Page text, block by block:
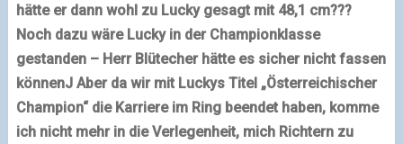
hätte er dann wohl zu Lucky gesagt mit 48,1 cm???
Noch dazu wäre Lucky in der Championklasse
gestanden – Herr Blütecher hätte es sicher nicht fassen
könnenJAber da wir mit Luckys Titel „Österreichischer
Champion“ die Karriere im Ring beendet haben, komme
ich nicht mehr in die Verlegenheit, mich Richtern zu